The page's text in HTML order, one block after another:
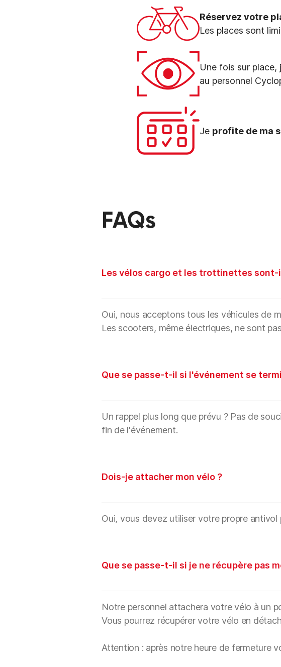
Réservez votre
Les places sont
Une fois sur
au personnel
Je profite de ma
FAQs
Les vélos cargo et les trottinettes sont-
Oui, nous acceptons tous les véhicules de
Les scooters, même électriques, ne sont
Que se passe-t-il si l'événement se
Un rappel plus long que prévu ? Pas de
fin de l'événement.
Dois-je attacher mon vélo ?
Oui, vous devez utiliser votre propre
Que se passe-t-il si je ne récupère pas
Notre personnel attachera votre vélo à un
Vous pourrez récupérer votre vélo en
Attention : après notre heure de fermeture